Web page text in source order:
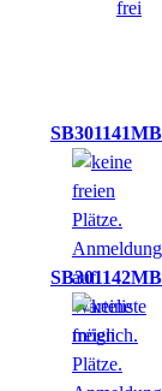
SB301141MB
SB301142MB